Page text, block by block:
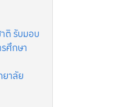
ติ รับมอบ
ศึกษา
ยาลัย